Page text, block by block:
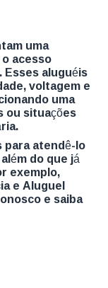
uma
acesso
aluguéis
voltagem e
uma
ou situações
atendê-lo
do que já
exemplo,
e Aluguel
e saiba